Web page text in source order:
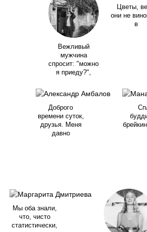
Вежливый
мужчина
спросит: "можно
я приеду?",
Цветы,
они не
в
Доброго
времени суток,
друзья. Меня
давно
Мы оба знали,
что, чисто
статистически,